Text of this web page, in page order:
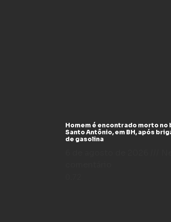
Homem é encontrado morto no
Santo Antônio, em BH, após
de gasolina